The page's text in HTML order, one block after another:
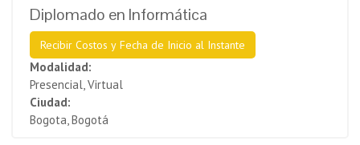
Diplomado en Informática
Recibir Costos y Fecha de Inicio al Instante
Modalidad:
Presencial, Virtual
Ciudad:
Bogota, Bogotá